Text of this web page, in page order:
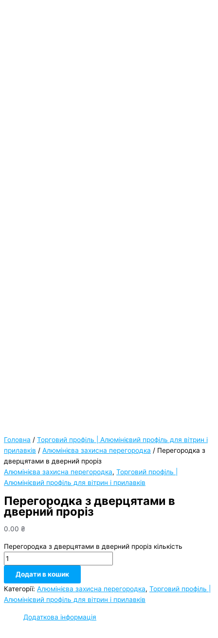
Головна / Торговий профіль | Алюмінієвий профіль для вітрин і
прилавків / Алюмінієва захисна перегородка / Перегородка з
дверцятами в дверний проріз
Алюмінієва захисна перегородка, Торговий профіль |
Алюмінієвий профіль для вітрин і прилавків
Перегородка з дверцятами в
дверний проріз
0.00 ₴
Перегородка з дверцятами в дверний проріз кількість
Додати в кошик
Категорії: Алюмінієва захисна перегородка, Торговий профіль |
Алюмінієвий профіль для вітрин і прилавків
Додаткова інформація